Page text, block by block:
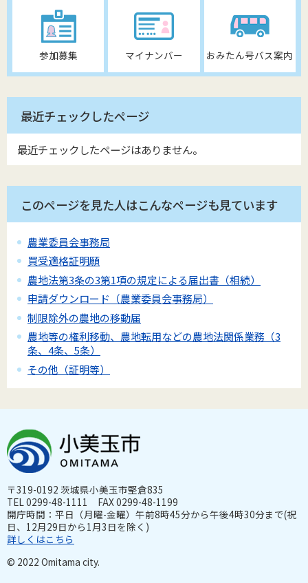
参加募集 マイナンバー おみたん号バス案内
最近チェックしたページ
最近チェックしたページはありません。
このページを見た人はこんなページも見ています
農業委員会事務局
買受適格証明願
農地法第3条の3第1項の規定による届出書（相続）
申請ダウンロード（農業委員会事務局）
制限除外の農地の移動届
農地等の権利移動、農地転用などの農地法関係業務（3
条、4条、5条）
その他（証明等）
〒319-0192 茨城県小美玉市堅倉835
TEL 0299-48-1111 FAX 0299-48-1199
開庁時間：平日（月曜-金曜）午前8時45分から午後4時30分まで(祝
日、12月29日から1月3日を除く)
詳しくはこちら
© 2022 Omitama city.